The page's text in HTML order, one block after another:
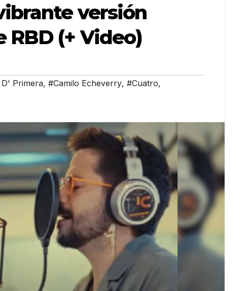
versión
RBD (+ Video)
Primera, #Camilo Echeverry, #Cuatro,